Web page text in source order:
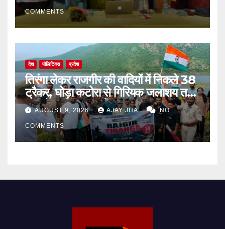
COMMENTS
देश पॉलिटिक्स प्रदेश
तिरंगा लेकर राजगीर की वादियों में निकले 38
ट्रैकर, घोड़ा कटोरा से गिरियक जलाशय तक
गूंजा देशभक्ति का संदेश
AUGUST 9, 2026 AJAY JHA NO
COMMENTS